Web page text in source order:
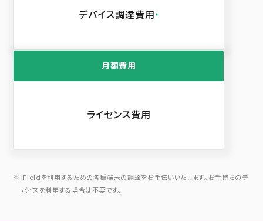
デバイス調達費用*
月額費用
ライセンス費用
iFieldを利用するための各種端末の調達をお手伝いいたします。お手持ちのデ
バイスを利用する場合は不要です。